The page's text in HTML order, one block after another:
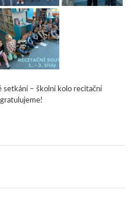
– školní kolo recitační